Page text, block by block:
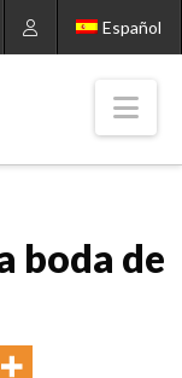
Español
boda de